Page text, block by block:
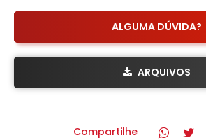
ALGUMA DÚVIDA?
ARQUIVOS
Compartilhe